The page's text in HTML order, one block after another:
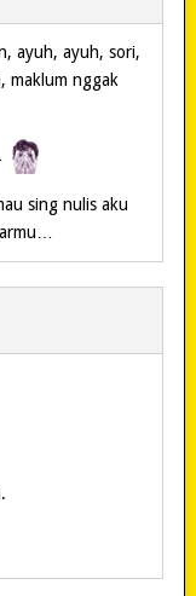
ayuh, ayuh, sori,
maklum nggak
sing nulis aku